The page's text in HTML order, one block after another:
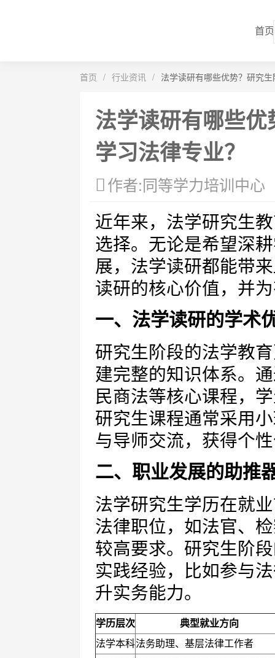
首页
首页 / 行业资讯 / 法学读研有哪些优势？研究
法学读研有哪些
学习法律专业？
作者:同等学力培训中心
近年来，法学研究生
选择。无论是希望深
展，法学读研都能带
读研的核心价值，并
一、法学读研的学术
研究生阶段的法学教
建完整的知识体系。
民商法等核心课程，
研究生课程通常采用
与导师交流，获得个
二、职业发展的助推
法学研究生学历在就
法律职位，如法官、
较高要求。研究生阶
实践经验，比如参与
升实务能力。
学历层次
典型就业方向
法学本科法务助理、基层法律工作者